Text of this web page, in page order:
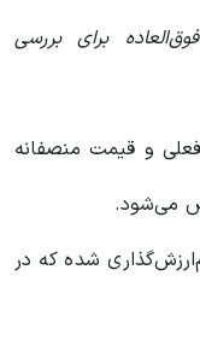
برای بررسی
و قیمت منصفانه
شده که در